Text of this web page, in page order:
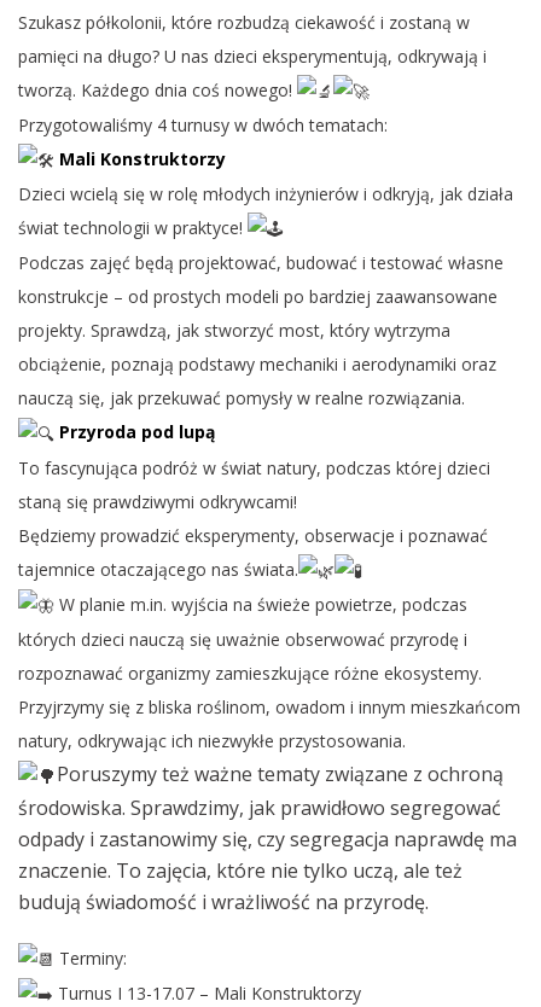
Szukasz półkolonii, które rozbudzą ciekawość i zostaną w
pamięci na długo? U nas dzieci eksperymentują, odkrywają i
tworzą. Każdego dnia coś nowego!
Przygotowaliśmy 4 turnusy w dwóch tematach:
Mali Konstruktorzy
Dzieci wcielą się w rolę młodych inżynierów i odkryją, jak działa
świat technologii w praktyce!
Podczas zajęć będą projektować, budować i testować własne
konstrukcje – od prostych modeli po bardziej zaawansowane
projekty. Sprawdzą, jak stworzyć most, który wytrzyma
obciążenie, poznają podstawy mechaniki i aerodynamiki oraz
nauczą się, jak przekuwać pomysły w realne rozwiązania.
Przyroda pod lupą
To fascynująca podróż w świat natury, podczas której dzieci
staną się prawdziwymi odkrywcami!
Będziemy prowadzić eksperymenty, obserwacje i poznawać
tajemnice otaczającego nas świata.
W planie m.in. wyjścia na świeże powietrze, podczas
których dzieci nauczą się uważnie obserwować przyrodę i
rozpoznawać organizmy zamieszkujące różne ekosystemy.
Przyjrzymy się z bliska roślinom, owadom i innym mieszkańcom
natury, odkrywając ich niezwykłe przystosowania.
Poruszymy też ważne tematy związane z ochroną
środowiska. Sprawdzimy, jak prawidłowo segregować
odpady i zastanowimy się, czy segregacja naprawdę ma
znaczenie. To zajęcia, które nie tylko uczą, ale też
budują świadomość i wrażliwość na przyrodę.
Terminy:
Turnus I 13-17.07 – Mali Konstruktorzy